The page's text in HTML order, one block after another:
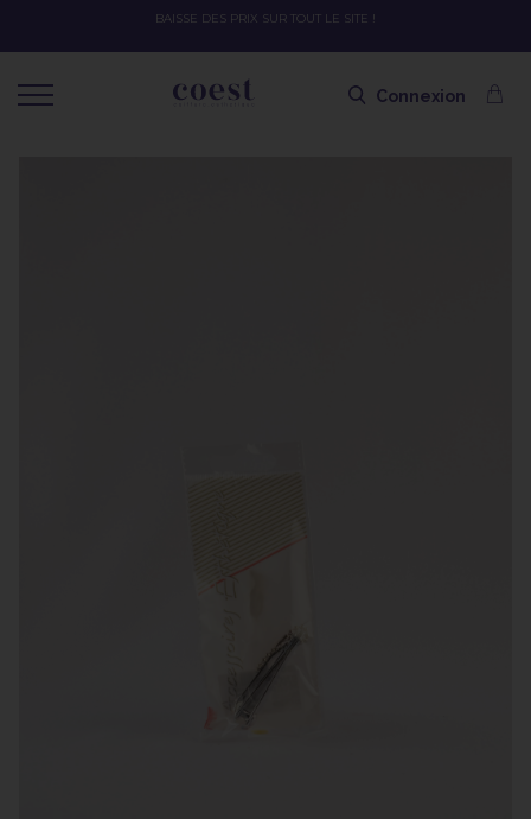
OFFRE SPÉCIALE SOLAIRE SKEYMZEE ! SOIN HYDRATANT +
Connexion